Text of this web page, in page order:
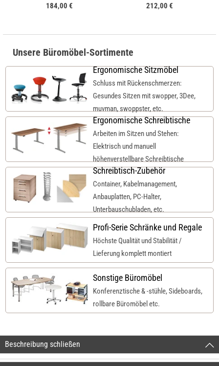
184,00 € 212,00 €
Unsere Büromöbel-Sortimente
Ergonomische Sitzmöbel
Schluss mit Rückenschmerzen:
Gesundes Sitzen mit swopper, 3Dee,
muvman, swoppster, etc.
Ergonomische Schreibtische
Arbeiten im Sitzen und Stehen:
Elektrisch und manuell
höhenverstellbare Schreibtische
Schreibtisch-Zubehör
Container, Kabelmanagement,
Anbauplatten, PC-Halter,
Unterbauschubladen, etc.
Profi-Serie Schränke und Regale
Höchste Qualität und Stabilität /
Lieferung komplett montiert
Sonstige Büromöbel
Konferenztische & -stühle, Sideboards,
rollbare Büromöbel etc.
Beschreibung schließen